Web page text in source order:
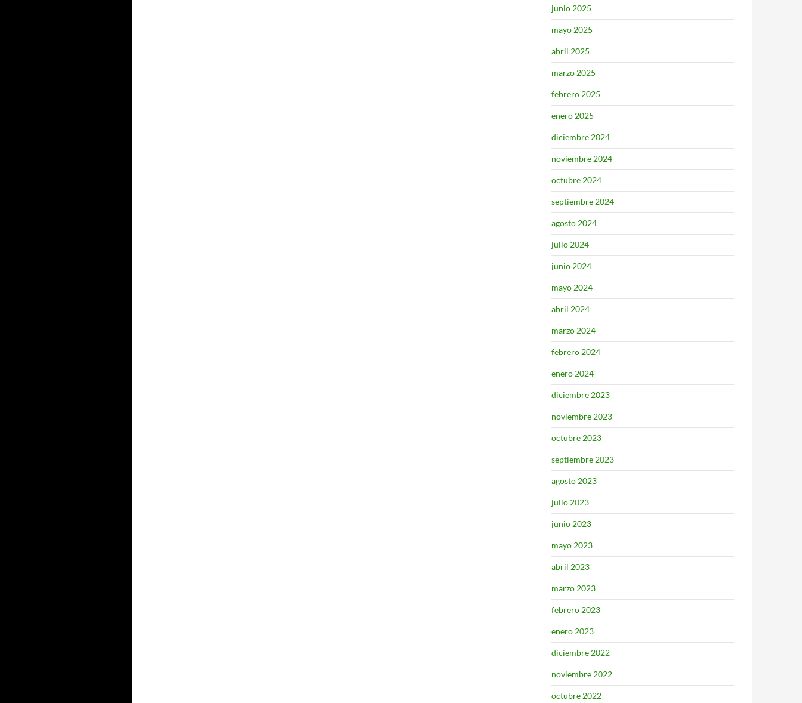
junio 2025
mayo 2025
abril 2025
marzo 2025
febrero 2025
enero 2025
diciembre 2024
noviembre 2024
octubre 2024
septiembre 2024
agosto 2024
julio 2024
junio 2024
mayo 2024
abril 2024
marzo 2024
febrero 2024
enero 2024
diciembre 2023
noviembre 2023
octubre 2023
septiembre 2023
agosto 2023
julio 2023
junio 2023
mayo 2023
abril 2023
marzo 2023
febrero 2023
enero 2023
diciembre 2022
noviembre 2022
octubre 2022